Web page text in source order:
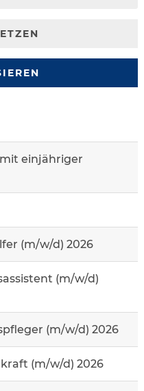
einjähriger
(m/w/d) 2026
(m/w/d)
(m/w/d) 2026
(m/w/d) 2026